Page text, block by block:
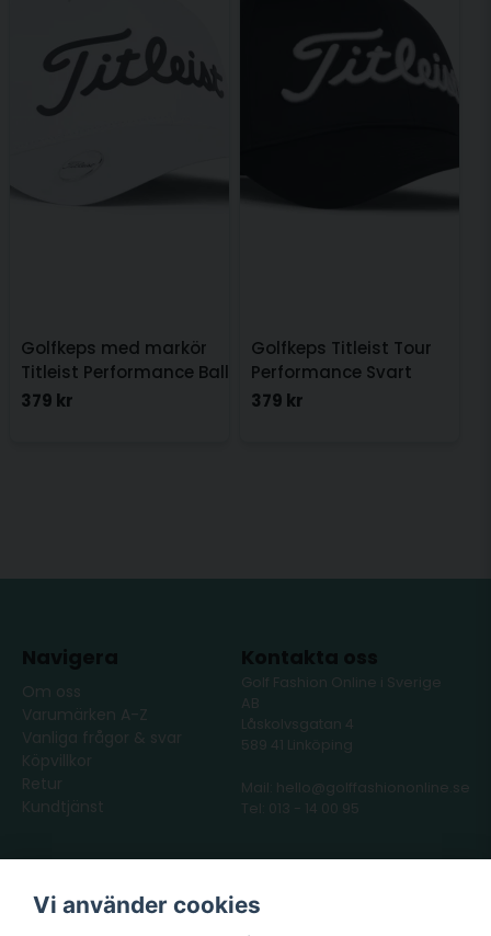
Golfkeps med markör
Titleist Performance Ball
marker Vit
379 kr
Golfkeps Titleist Tour
Performance Svart
379 kr
Om oss
Varumärken A-Z
Vanliga frågor & svar
Köpvillkor
Retur
Kundtjänst
Golf Fashion Online i Sverige
AB
Låskolvsgatan 4
589 41 Linköping
Mail: hello@golffashiononline.se
Tel: 013 - 14 00 95
Facebook
Vi använder cookies